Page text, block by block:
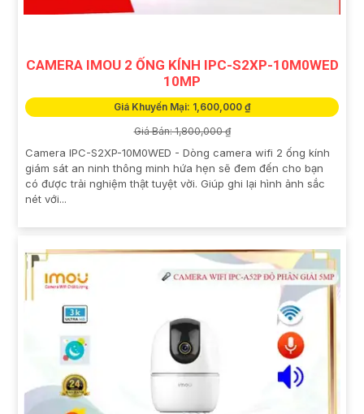
CAMERA IMOU 2 ỐNG KÍNH IPC-S2XP-10M0WED
10MP
Giá Khuyến Mại: 1,600,000 ₫
Giá Bán: 1,800,000 ₫
Camera IPC-S2XP-10M0WED - Dòng camera wifi 2 ống kính
giám sát an ninh thông minh hứa hẹn sẽ đem đến cho bạn
có được trải nghiệm thật tuyệt vời. Giúp ghi lại hình ảnh sắc
nét với...